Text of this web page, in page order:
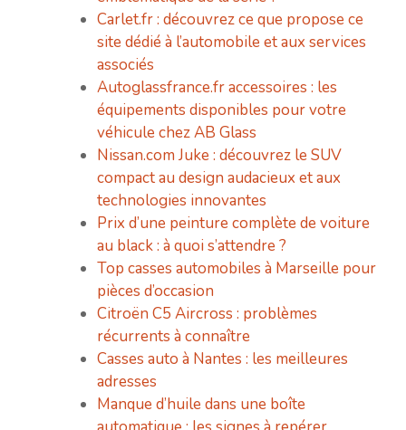
Carlet.fr : découvrez ce que propose ce
site dédié à l’automobile et aux services
associés
Autoglassfrance.fr accessoires : les
équipements disponibles pour votre
véhicule chez AB Glass
Nissan.com Juke : découvrez le SUV
compact au design audacieux et aux
technologies innovantes
Prix d’une peinture complète de voiture
au black : à quoi s’attendre ?
Top casses automobiles à Marseille pour
pièces d’occasion
Citroën C5 Aircross : problèmes
récurrents à connaître
Casses auto à Nantes : les meilleures
adresses
Manque d’huile dans une boîte